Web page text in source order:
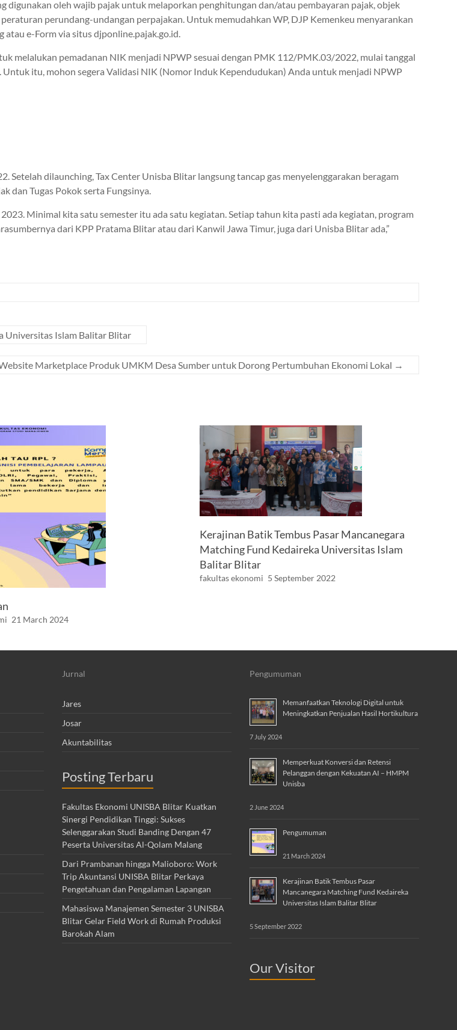
digunakan oleh wajib pajak untuk melaporkan penghitungan dan/atau pembayaran pajak, objek
perundang-undangan perpajakan. Untuk memudahkan WP, DJP Kemenkeu menyarankan
atau e-Form via situs djponline.pajak.go.id.
melalukan pemadanan NIK menjadi NPWP sesuai dengan PMK 112/PMK.03/2022, mulai tanggal
itu, mohon segera Validasi NIK (Nomor Induk Kependudukan) Anda untuk menjadi NPWP
Setelah dilaunching, Tax Center Unisba Blitar langsung tancap gas menyelenggarakan beragam
dan Tugas Pokok serta Fungsinya.
Minimal kita satu semester itu ada satu kegiatan. Setiap tahun kita pasti ada kegiatan, program
dari KPP Pratama Blitar atau dari Kanwil Jawa Timur, juga dari Unisba Blitar ada,”
Universitas Islam Balitar Blitar
Marketplace Produk UMKM Desa Sumber untuk Dorong Pertumbuhan Ekonomi Lokal →
21 March 2024
Kerajinan Batik Tembus Pasar Mancanegara
Matching Fund Kedaireka Universitas Islam
Balitar Blitar
fakultas ekonomi 5 September 2022
Jurnal
Jares
Josar
Akuntabilitas
Posting Terbaru
Fakultas Ekonomi UNISBA Blitar Kuatkan
Sinergi Pendidikan Tinggi: Sukses
Selenggarakan Studi Banding Dengan 47
Peserta Universitas Al-Qolam Malang
Dari Prambanan hingga Malioboro: Work
Trip Akuntansi UNISBA Blitar Perkaya
Pengetahuan dan Pengalaman Lapangan
Mahasiswa Manajemen Semester 3 UNISBA
Blitar Gelar Field Work di Rumah Produksi
Barokah Alam
Pengumuman
Memanfaatkan Teknologi Digital untuk
Meningkatkan Penjualan Hasil Hortikultura
7 July 2024
Memperkuat Konversi dan Retensi
Pelanggan dengan Kekuatan AI – HMPM
Unisba
2 June 2024
Pengumuman
21 March 2024
Kerajinan Batik Tembus Pasar
Mancanegara Matching Fund Kedaireka
Universitas Islam Balitar Blitar
5 September 2022
Our Visitor